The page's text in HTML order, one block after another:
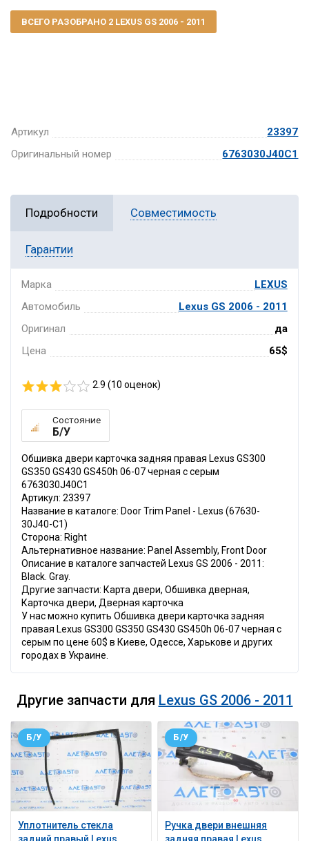
Артикул
23397
Оригинальный номер
6763030J40C1
ВСЕГО РАЗОБРАНО 2 LEXUS GS 2006 - 2011
Подробности Совместимость
Гарантии
Марка
LEXUS
Автомобиль
Lexus GS 2006 - 2011
Оригинал
да
Цена
65$
2.9 (10 оценок)
Состояние
Б/У
Обшивка двери карточка задняя правая Lexus GS300
GS350 GS430 GS450h 06-07 черная с серым
6763030J40C1
Артикул: 23397
Название в каталоге: Door Trim Panel - Lexus (67630-
30J40-C1)
Сторона: Right
Альтернативное название: Panel Assembly, Front Door
Описание в каталоге запчастей Lexus GS 2006 - 2011:
Black. Gray.
Другие запчасти: Карта двери, Обшивка дверная,
Карточка двери, Дверная карточка
У нас можно купить Обшивка двери карточка задняя
правая Lexus GS300 GS350 GS430 GS450h 06-07 черная с
серым по цене 60$ в Киеве, Одессе, Харькове и других
городах в Украине.
Другие запчасти для Lexus GS 2006 - 2011
Уплотнитель стекла
задний правый Lexus
Б/У
Ручка двери внешняя
задняя правая Lexus
Б/У